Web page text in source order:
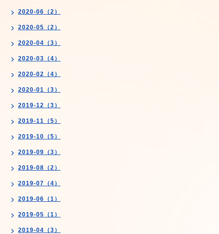
2020-06（2）
2020-05（2）
2020-04（3）
2020-03（4）
2020-02（4）
2020-01（3）
2019-12（3）
2019-11（5）
2019-10（5）
2019-09（3）
2019-08（2）
2019-07（4）
2019-06（1）
2019-05（1）
2019-04（3）